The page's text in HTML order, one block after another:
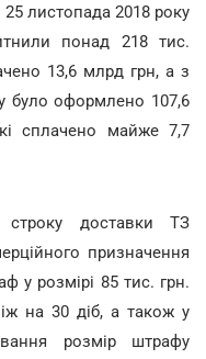
25 листопада 2018 року
понад 218 тис.
13,6 млрд грн, а з
було оформлено 107,6
сплачено майже 7,7
строку доставки ТЗ
призначення
у розмірі 85 тис. грн.
на 30 діб, а також у
розмір штрафу